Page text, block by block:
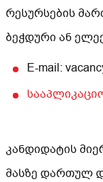
რესურსების
ბეჭდური ან
E-mail:
კანდიდატის
მასზე დართულ